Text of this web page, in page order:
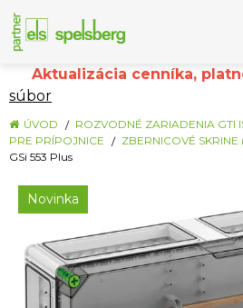
Aktualizácia cenníka,
súbor
ÚVOD ROZVODNÉ ZARIADENIA GTI
PRE PRÍPOJNICE
ZBERNICOVÉ SKRINE
GSi 553 Plus
Novinka